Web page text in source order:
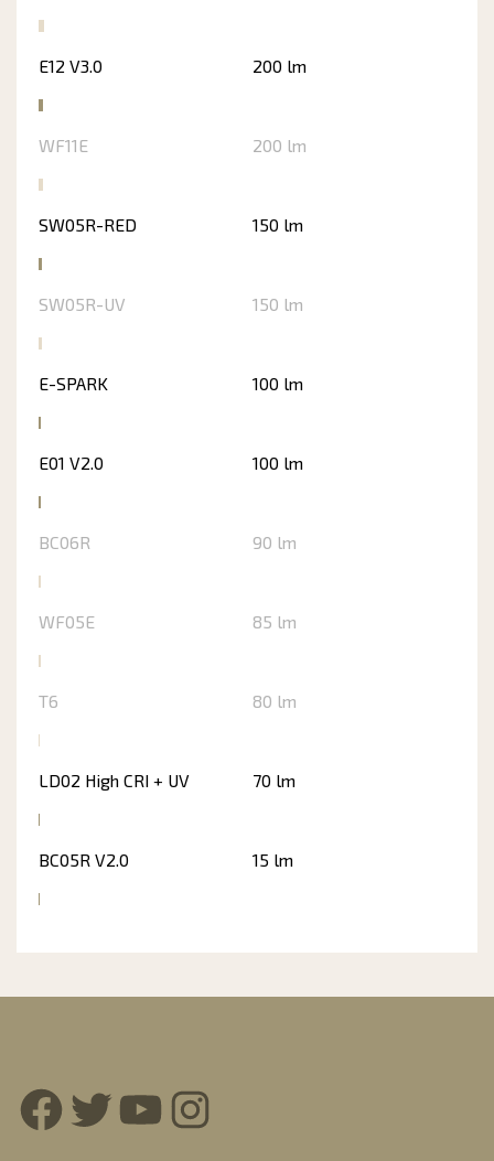
E12 V3.0 200 lm
WF11E 200 lm
SW05R-RED 150 lm
SW05R-UV 150 lm
E-SPARK 100 lm
E01 V2.0 100 lm
BC06R 90 lm
WF05E 85 lm
T6 80 lm
LD02 High CRI + UV 70 lm
BC05R V2.0 15 lm
Facebook
Twitter
YouTube